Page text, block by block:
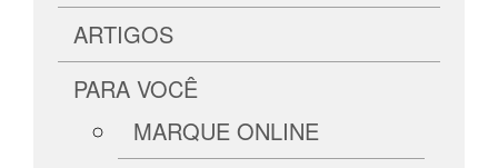
ARTIGOS
PARA VOCÊ
MARQUE ONLINE